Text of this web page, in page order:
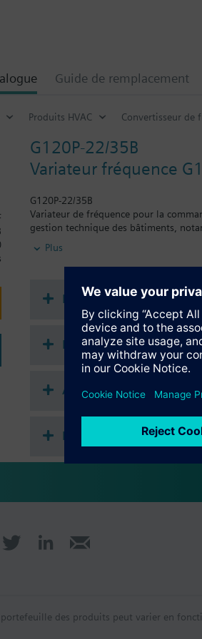
Guide de remplacement
Produits HVAC Convertisseur de
G120P-22/35B
Variateur fréquence
G120P-22/35B
Variateur de fréquence pour la
gestion technique des bâtiments,
Information complémentaire
Lors de l'utilisation d'un BOP-2 ou
Plus
Documentation
Récapitulatif
Accessoires multiples
Module frontal
portefeuille des produits peut varier en